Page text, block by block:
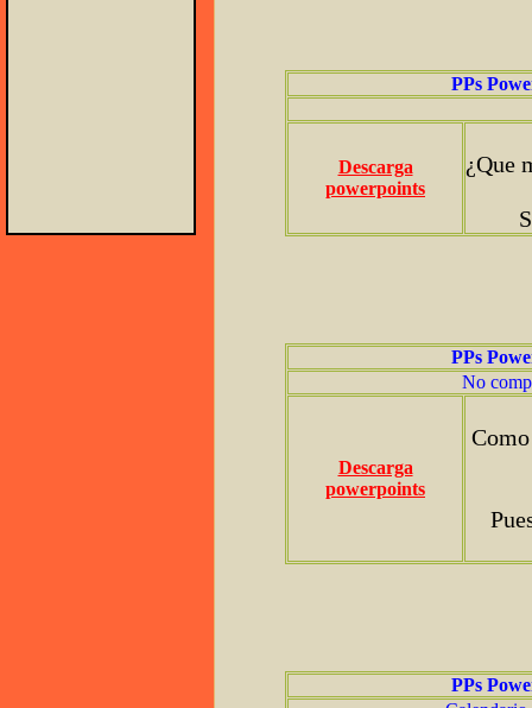
PPs
Descarga
powerpoints
¿Que
PPs
No
Descarga
powerpoints
PPs